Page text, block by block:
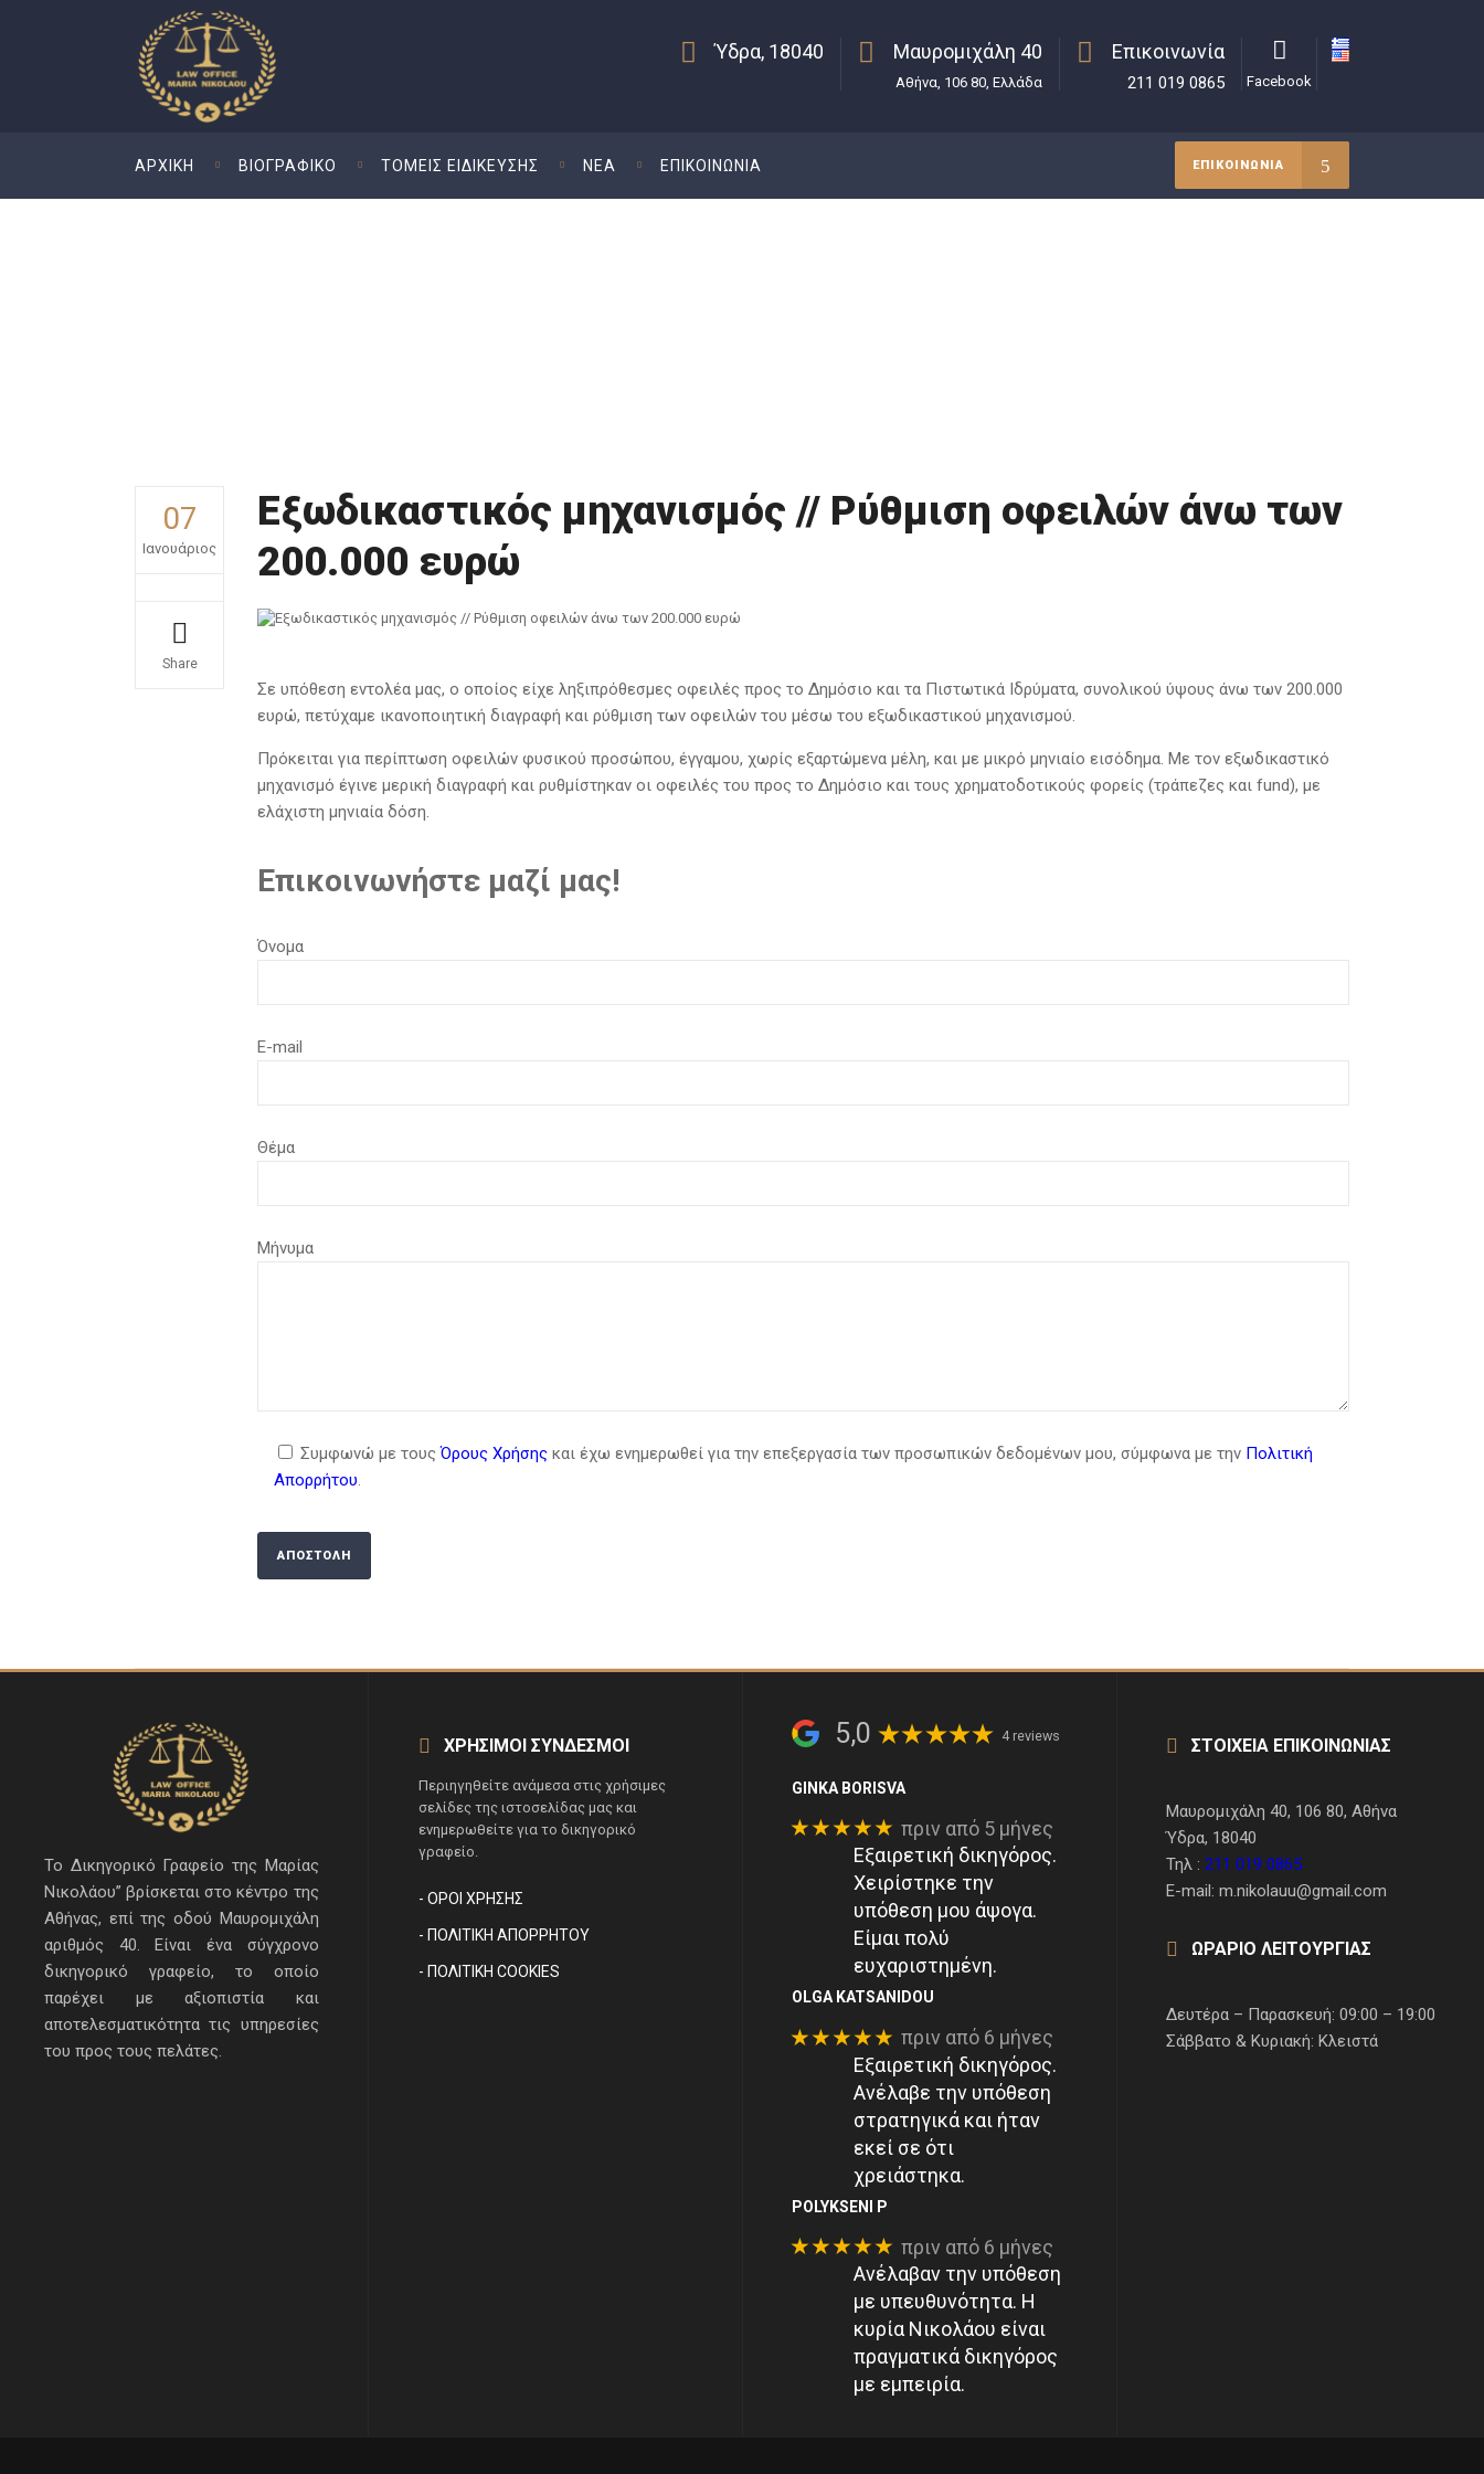
Ύδρα, 18040 Μαυρομιχάλη 40
Αθήνα, 106 80, Ελλάδα
Επικοινωνία
211 019 0865 Facebook
ΑΡΧΙΚΗ ΒΙΟΓΡΑΦΙΚO ΤΟΜΕΙΣ ΕΙΔΙΚΕΥΣΗΣ ΝΕΑ ΕΠΙΚΟΙΝΩΝΙΑ ΕΠΙΚΟΙΝΩΝΙΑ
07
Ιανουάριος
Share
Εξωδικαστικός μηχανισμός // Ρύθμιση οφειλών άνω των
200.000 ευρώ
Σε υπόθεση εντολέα μας, ο οποίος είχε ληξιπρόθεσμες οφειλές προς το Δημόσιο και τα Πιστωτικά Ιδρύματα, συνολικού ύψους άνω των 200.000
ευρώ, πετύχαμε ικανοποιητική διαγραφή και ρύθμιση των οφειλών του μέσω του εξωδικαστικού μηχανισμού.
Πρόκειται για περίπτωση οφειλών φυσικού προσώπου, έγγαμου, χωρίς εξαρτώμενα μέλη, και με μικρό μηνιαίο εισόδημα. Με τον εξωδικαστικό
μηχανισμό έγινε μερική διαγραφή και ρυθμίστηκαν οι οφειλές του προς το Δημόσιο και τους χρηματοδοτικούς φορείς (τράπεζες και fund), με
ελάχιστη μηνιαία δόση.
Επικοινωνήστε μαζί μας!
Όνομα
E-mail
Θέμα
Μήνυμα
Συμφωνώ με τουςΌρους Χρήσης και έχω ενημερωθεί για την επεξεργασία των προσωπικών δεδομένων μου, σύμφωνα με την Πολιτική
Απορρήτου
Το Δικηγορικό Γραφείο της Μαρίας
Νικολάου” βρίσκεται στο κέντρο της
Αθήνας, επί της οδού Μαυρομιχάλη
αριθμός 40. Είναι ένα σύγχρονο
δικηγορικό γραφείο, το οποίο
παρέχει με αξιοπιστία και
αποτελεσματικότητα τις υπηρεσίες
του προς τους πελάτες.
ΧΡΗΣΙΜΟΙ ΣΥΝΔΕΣΜΟΙ
Περιηγηθείτε ανάμεσα στις χρήσιμες
σελίδες της ιστοσελίδας μας και
ενημερωθείτε για το δικηγορικό
γραφείο.
- ΌΡΟΙ ΧΡΉΣΗΣ
- ΠΟΛΙΤΙΚΉ ΑΠΟΡΡΉΤΟΥ
- ΠΟΛΙΤΙΚΉ COOKIES
5,0 4 reviews
GINKA BORISVA
★★★★★ πριν από 5 μήνες
Εξαιρετική δικηγόρος.
Χειρίστηκε την
υπόθεση μου άψογα.
Είμαι πολύ
ευχαριστημένη.
OLGA KATSANIDOU
★★★★★ πριν από 6 μήνες
Εξαιρετική δικηγόρος.
Ανέλαβε την υπόθεση
στρατηγικά και ήταν
εκεί σε ότι
χρειάστηκα.
POLYKSENI P
★★★★★ πριν από 6 μήνες
Ανέλαβαν την υπόθεση
με υπευθυνότητα. Η
κυρία Νικολάου είναι
πραγματικά δικηγόρος
με εμπειρία.
ΣΤΟΙΧΕΙΑ ΕΠΙΚΟΙΝΩΝΙΑΣ
Μαυρομιχάλη 40, 106 80, Αθήνα
Ύδρα, 18040
Τηλ : 211 019 0865
E-mail: m.nikolauu@gmail.com
ΩΡΑΡΙΟ ΛΕΙΤΟΥΡΓΙΑΣ
Δευτέρα – Παρασκευή: 09:00 – 19:00
Σάββατο & Κυριακή: Κλειστά